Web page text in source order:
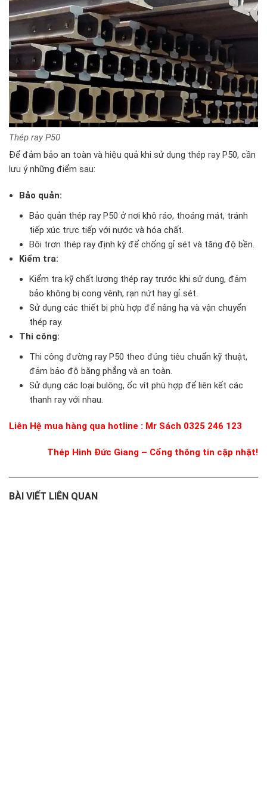
Thép ray P50
Để đảm bảo an toàn và hiệu quả khi sử dụng thép ray P50, cần
lưu ý những điểm sau:
Bảo quản:
Bảo quản thép ray P50 ở nơi khô ráo, thoáng mát, tránh
tiếp xúc trực tiếp với nước và hóa chất.
Bôi trơn thép ray định kỳ để chống gỉ sét và tăng độ bền.
Kiểm tra:
Kiểm tra kỹ chất lượng thép ray trước khi sử dụng, đảm
bảo không bị cong vênh, rạn nứt hay gỉ sét.
Sử dụng các thiết bị phù hợp để nâng hạ và vận chuyển
thép ray.
Thi công:
Thi công đường ray P50 theo đúng tiêu chuẩn kỹ thuật,
đảm bảo độ bằng phẳng và an toàn.
Sử dụng các loại bulông, ốc vít phù hợp để liên kết các
thanh ray với nhau.
Liên Hệ mua hàng qua hotline : Mr Sách 0325 246 123
Thép Hình Đức Giang – Cổng thông tin cập nhật!
BÀI VIẾT LIÊN QUAN